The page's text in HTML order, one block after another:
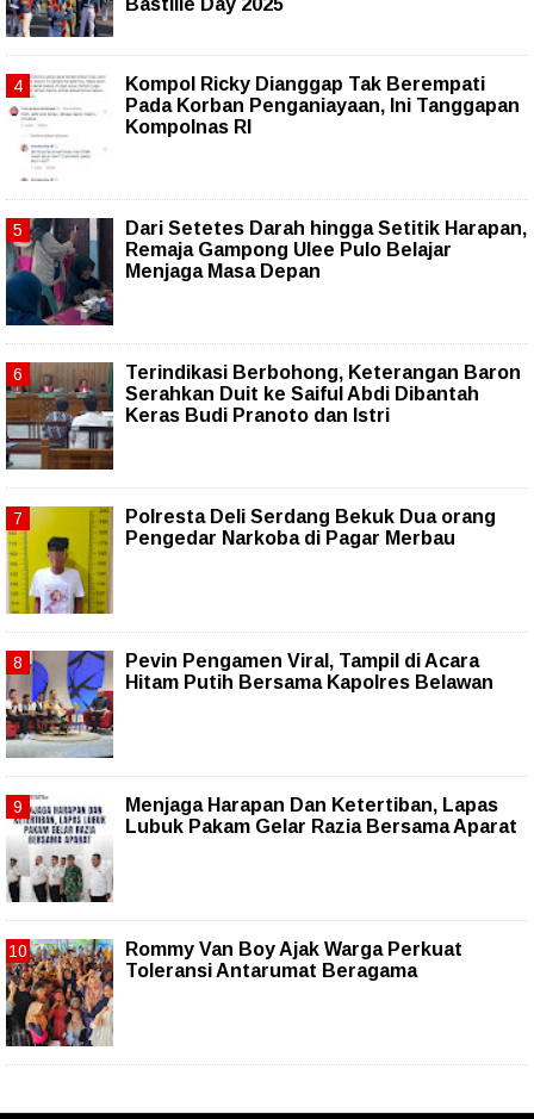
Bastille Day 2025
Kompol Ricky Dianggap Tak Berempati
Pada Korban Penganiayaan, Ini Tanggapan
Kompolnas RI
Dari Setetes Darah hingga Setitik Harapan,
Remaja Gampong Ulee Pulo Belajar
Menjaga Masa Depan
Terindikasi Berbohong, Keterangan Baron
Serahkan Duit ke Saiful Abdi Dibantah
Keras Budi Pranoto dan Istri
Polresta Deli Serdang Bekuk Dua orang
Pengedar Narkoba di Pagar Merbau
Pevin Pengamen Viral, Tampil di Acara
Hitam Putih Bersama Kapolres Belawan
Menjaga Harapan Dan Ketertiban, Lapas
Lubuk Pakam Gelar Razia Bersama Aparat
Rommy Van Boy Ajak Warga Perkuat
Toleransi Antarumat Beragama